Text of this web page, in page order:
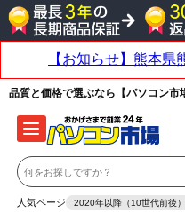
品質と価格で選ぶなら【パソコン市
人気ページ 2020年以降（10世代前後）